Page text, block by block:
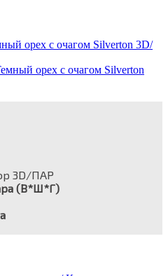
орех с очагом Silverton 3D/
3D/ПАР
(В*Ш*Г)